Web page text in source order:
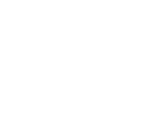
plusvalía